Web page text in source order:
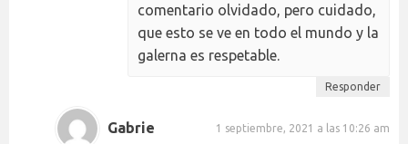
comentario olvidado, pero cuidado,
que esto se ve en todo el mundo y la
galerna es respetable.
Responder
Gabrie 1 septiembre, 2021 a las 10:26 am